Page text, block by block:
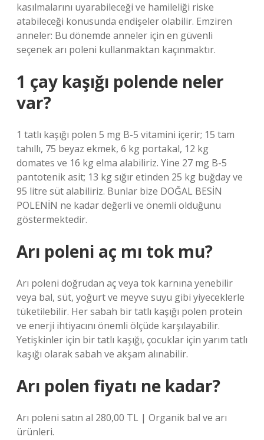
kasılmalarını uyarabileceği ve hamileliği riske
atabileceği konusunda endişeler olabilir. Emziren
anneler: Bu dönemde anneler için en güvenli
seçenek arı poleni kullanmaktan kaçınmaktır.
1 çay kaşığı polende neler
var?
1 tatlı kaşığı polen 5 mg B-5 vitamini içerir; 15 tam
tahıllı, 75 beyaz ekmek, 6 kg portakal, 12 kg
domates ve 16 kg elma alabiliriz. Yine 27 mg B-5
pantotenik asit; 13 kg sığır etinden 25 kg buğday ve
95 litre süt alabiliriz. Bunlar bize DOĞAL BESİN
POLENİN ne kadar değerli ve önemli olduğunu
göstermektedir.
Arı poleni aç mı tok mu?
Arı poleni doğrudan aç veya tok karnına yenebilir
veya bal, süt, yoğurt ve meyve suyu gibi yiyeceklerle
tüketilebilir. Her sabah bir tatlı kaşığı polen protein
ve enerji ihtiyacını önemli ölçüde karşılayabilir.
Yetişkinler için bir tatlı kaşığı, çocuklar için yarım tatlı
kaşığı olarak sabah ve akşam alınabilir.
Arı polen fiyatı ne kadar?
Arı poleni satın al 280,00 TL | Organik bal ve arı
ürünleri.